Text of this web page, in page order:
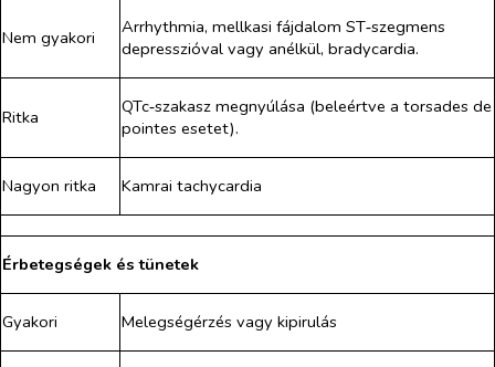
Nem gyakori
Arrhythmia, mellkasi fájdalom ST‑szegmens
depresszióval vagy anélkül, bradycardia.
Ritka QTc‑szakasz megnyúlása (beleértve a torsades de
pointes esetet).
Nagyon ritka Kamrai tachycardia
Érbetegségek és tünetek
Gyakori Melegségérzés vagy kipirulás